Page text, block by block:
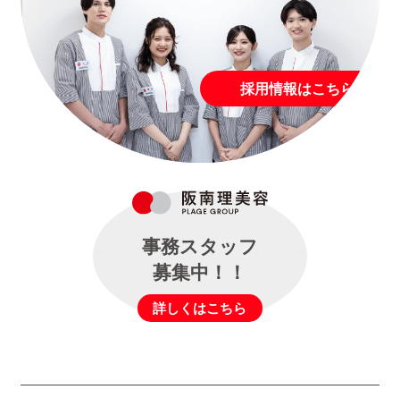
採用情報はこちら
事務スタッフ
募集中！！
詳しくはこちら